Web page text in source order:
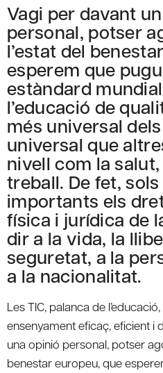
Vagi per davant
personal, potser
l’estat del
esperem que
estàndard
l’educació de
més universal
universal que
nivell com la
treball. De fet,
importants els
física i jurídica de
dir a la vida, la
seguretat, a la
a la nacionalitat.
Les TIC, palanca de
ensenyament eficaç, eficient i
una opinió personal, potser
benestar europeu, que